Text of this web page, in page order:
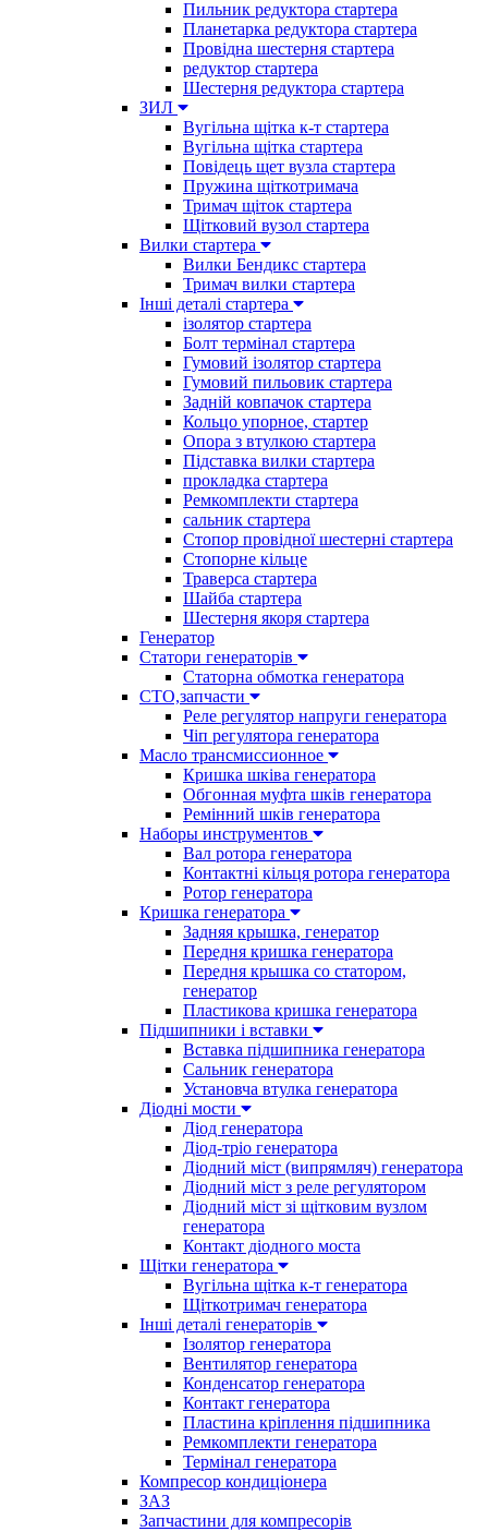
Пильник редуктора стартера
Планетарка редуктора стартера
Провідна шестерня стартера
редуктор стартера
Шестерня редуктора стартера
ЗИЛ
Вугільна щітка к-т стартера
Вугільна щітка стартера
Повідець щет вузла стартера
Пружина щіткотримача
Тримач щіток стартера
Щітковий вузол стартера
Вилки стартера
Вилки Бендикс стартера
Тримач вилки стартера
Інші деталі стартера
ізолятор стартера
Болт термінал стартера
Гумовий ізолятор стартера
Гумовий пильовик стартера
Задній ковпачок стартера
Кольцо упорное, стартер
Опора з втулкою стартера
Підставка вилки стартера
прокладка стартера
Ремкомплекти стартера
сальник стартера
Стопор провідної шестерні стартера
Стопорне кільце
Траверса стартера
Шайба стартера
Шестерня якоря стартера
Генератор
Cтатори генераторів
Статорна обмотка генератора
СТО,запчасти
Реле регулятор напруги генератора
Чіп регулятора генератора
Масло трансмиссионное
Кришка шківа генератора
Обгонная муфта шків генератора
Ремінний шків генератора
Наборы инструментов
Вал ротора генератора
Контактні кільця ротора генератора
Ротор генератора
Кришка генератора
Задняя крышка, генератор
Передня кришка генератора
Передня крышка со статором,
генератор
Пластикова кришка генератора
Підшипники і вставки
Вставка підшипника генератора
Сальник генератора
Установча втулка генератора
Діодні мости
Діод генератора
Діод-тріо генератора
Діодний міст (випрямляч) генератора
Діодний міст з реле регулятором
Діодний міст зі щітковим вузлом
генератора
Контакт діодного моста
Щітки генератора
Вугільна щітка к-т генератора
Щіткотримач генератора
Інші деталі генераторів
Ізолятор генератора
Вентилятор генератора
Конденсатор генератора
Контакт генератора
Пластина кріплення підшипника
Ремкомплекти генератора
Термінал генератора
Компресор кондиціонера
ЗАЗ
Запчастини для компресорів